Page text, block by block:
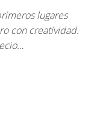
lugares
con creatividad.